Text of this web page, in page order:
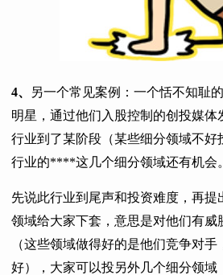
4、
另一个常见案例：一个恬不知耻
明星，通过他们入股控制的创投媒体
行业到了某阶段（某些细分领域不好
行业的****这几个细分领域还有机会。
先说此行业到尾声和投资难度，再提
领域给大家下套，意思是对他们有威
（这些领域做得好的是他们竞争对
好），大家可以投另外几个细分领域